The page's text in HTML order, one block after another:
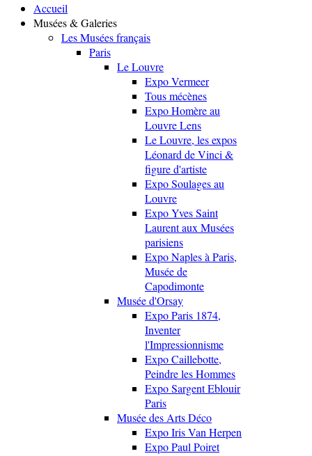
Accueil
Musées & Galeries
Les Musées français
Paris
Le Louvre
Expo Vermeer
Tous mécènes
Expo Homère au
Louvre Lens
Le Louvre, les expos
Léonard de Vinci &
figure d'artiste
Expo Soulages au
Louvre
Expo Yves Saint
Laurent aux Musées
parisiens
Expo Naples à Paris,
Musée de
Capodimonte
Musée d'Orsay
Expo Paris 1874,
Inventer
l'Impressionnisme
Expo Caillebotte,
Peindre les Hommes
Expo Sargent Eblouir
Paris
Musée des Arts Déco
Expo Iris Van Herpen
Expo Paul Poiret